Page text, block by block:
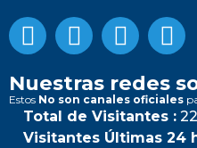
Nuestras redes
Estos No son canales oficiales
Total de Visitantes :
Visitantes Últimas 24